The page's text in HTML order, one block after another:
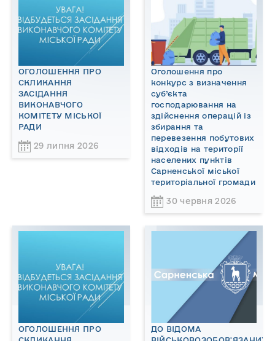
ОГОЛОШЕННЯ ПРО
СКЛИКАННЯ
ЗАСІДАННЯ
ВИКОНАВЧОГО
КОМІТЕТУ МІСЬКОЇ
РАДИ
29 липня 2026
Оголошення про
конкурс з визначення
суб’єкта
господарювання на
здійснення операцій із
збирання та
перевезення побутових
відходів на території
населених пунктів
Сарненської міської
територіальної громади
30 червня 2026
ОГОЛОШЕННЯ ПРО
ДО ВІДОМА